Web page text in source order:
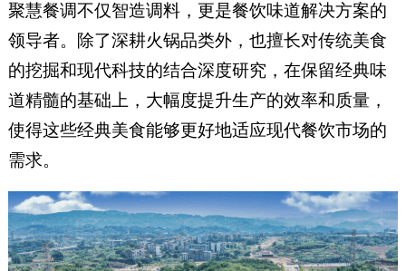
聚慧餐调不仅智造调料，更是餐饮味道解决方案的
领导者。除了深耕火锅品类外，也擅长对传统美食
的挖掘和现代科技的结合深度研究，在保留经典味
道精髓的基础上，大幅度提升生产的效率和质量，
使得这些经典美食能够更好地适应现代餐饮市场的
需求。